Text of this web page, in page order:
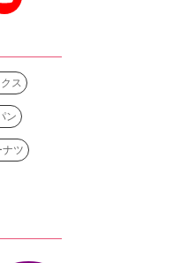
ス
ン
ナツ